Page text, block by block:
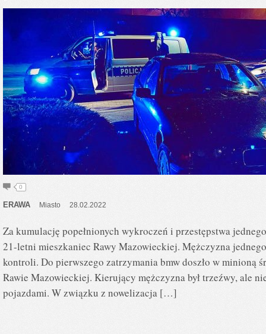
0
ERAWA Miasto 28.02.2022
Za kumulację popełnionych wykroczeń i przestępstwa
21-letni mieszkaniec Rawy Mazowieckiej. Mężczyzna
kontroli. Do pierwszego zatrzymania bmw doszło w minioną
Rawie Mazowieckiej. Kierujący mężczyzna był trzeźwy, ale
pojazdami. W związku z nowelizacja […]